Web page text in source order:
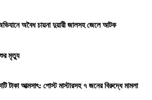
অবৈধ চায়না দুয়ারী জালসহ জেলে আটক
মৃত্যু
টাকা আত্মসাৎ: পোস্ট মাস্টারসহ ৭ জনের বিরুদ্ধে মামলা